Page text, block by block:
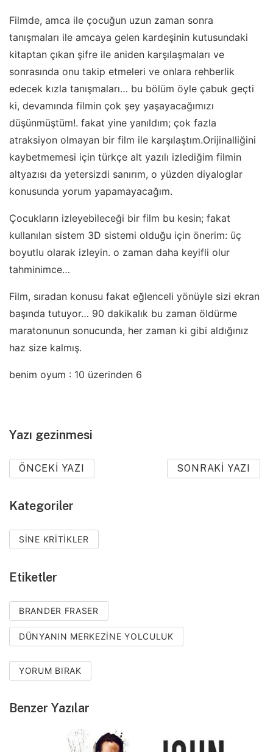
Filmde, amca ile çocuğun uzun zaman sonra
tanışmaları ile amcaya gelen kardeşinin kutusundaki
kitaptan çıkan şifre ile aniden karşılaşmaları ve
sonrasında onu takip etmeleri ve onlara rehberlik
edecek kızla tanışmaları… bu bölüm öyle çabuk geçti
ki, devamında filmin çok şey yaşayacağımızı
düşünmüştüm!. fakat yine yanıldım; çok fazla
atraksiyon olmayan bir film ile karşılaştım.Orijinalliğini
kaybetmemesi için türkçe alt yazılı izlediğim filmin
altyazısı da yetersizdi sanırım, o yüzden diyaloglar
konusunda yorum yapamayacağım.
Çocukların izleyebileceği bir film bu kesin; fakat
kullanılan sistem 3D sistemi olduğu için önerim: üç
boyutlu olarak izleyin. o zaman daha keyifli olur
tahminimce…
Film, sıradan konusu fakat eğlenceli yönüyle sizi ekran
başında tutuyor… 90 dakikalık bu zaman öldürme
maratonunun sonucunda, her zaman ki gibi aldığınız
haz size kalmış.
benim oyum : 10 üzerinden 6
Yazı gezinmesi
ÖNCEKI YAZI SONRAKI YAZI
Kategoriler
SINE KRITIKLER
Etiketler
BRANDER FRASER
DÜNYANIN MERKEZINE YOLCULUK
YORUM BIRAK
Benzer Yazılar